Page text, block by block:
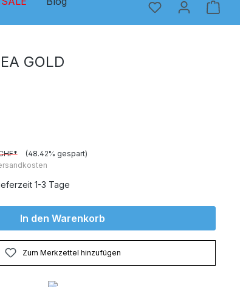
GOLD
(48.42% gespart)
1-3 Tage
In den Warenkorb
Zum Merkzettel hinzufügen